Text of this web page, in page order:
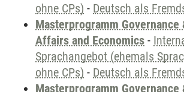
ohne CPs) - Deutsch als
Masterprogramm Governance
Affairs and Economics -
Sprachangebot (ehemals
ohne CPs) - Deutsch als
Masterprogramm Governance